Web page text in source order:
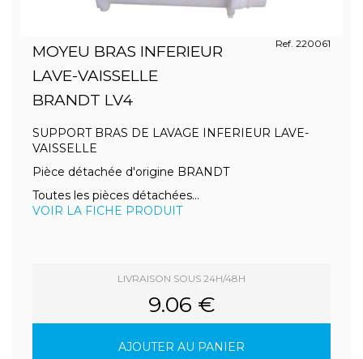
MOYEU BRAS INFERIEUR
LAVE-VAISSELLE
BRANDT LV4
Ref. 220061
SUPPORT BRAS DE LAVAGE INFERIEUR LAVE-
VAISSELLE
Pièce détachée d'origine BRANDT
Toutes les pièces détachées...
VOIR LA FICHE PRODUIT
LIVRAISON SOUS 24H/48H
9.06 €
AJOUTER AU PANIER